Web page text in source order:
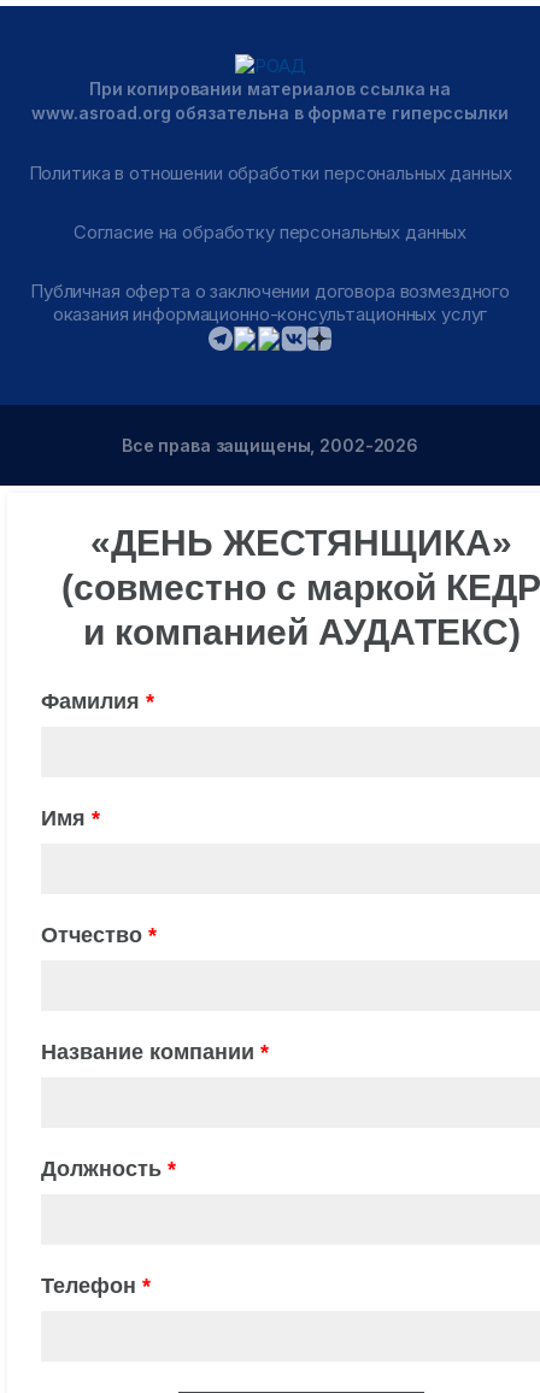
При копировании материалов ссылка на
www.asroad.org обязательна в формате гиперссылки
Политика в отношении обработки персональных данных
Согласие на обработку персональных данных
Публичная оферта о заключении договора возмездного
оказания информационно-консультационных услуг
Все права защищены, 2002-2026